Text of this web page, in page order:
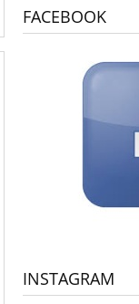
FACEBOOK
INSTAGRAM